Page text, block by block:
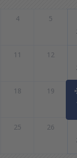
4 5
11 12
18 19
25 26